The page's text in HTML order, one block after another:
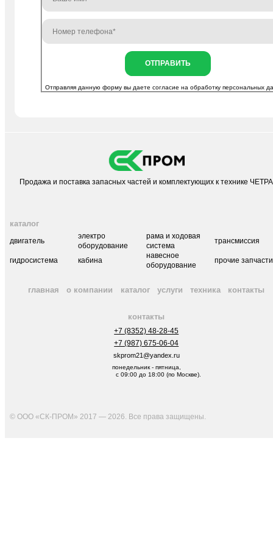
ОТПРАВИТЬ
Отправляя данную форму вы даете согласие наобработку персональных
Продажа и поставка запасных частей и комплектующих к технике ЧЕТРА
каталог
двигатель
электро
оборудование
рама и ходовая
система
трансмиссия
гидросистема кабина
навесное
оборудование
прочие запчасти
главная о компании каталог услуги техника контакты
контакты
+7 (8352) 48-28-45
+7 (987) 675-06-04
skprom21@yandex.ru
понедельник - пятница,
с 09:00 до 18:00 (по Москве).
© ООО «СК-ПРОМ» 2017 — 2026. Все права защищены